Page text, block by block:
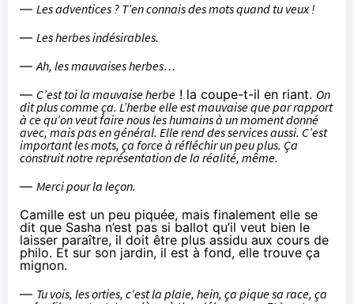
— Les adventices ? T’en connais des mots quand tu veux !
— Les herbes indésirables.
—Ah, les mauvaises herbes…
— C’est toi la mauvaise herbe ! la coupe-t-il en riant. On
dit plus comme ça. L’herbe elle est mauvaise que par rapport
à ce qu’on veut faire nous les humains à un moment donné
avec, mais pas en général. Elle rend des services aussi. C’est
important les mots, ça force à réfléchir un peu plus. Ça
construit notre représentation de la réalité, même.
— Merci pour la leçon.
Camille est un peu piquée, mais finalement elle se
dit que Sasha n’est pas si ballot qu’il veut bien le
laisser paraître, il doit être plus assidu aux cours de
philo. Et sur son jardin, il est à fond, elle trouve ça
mignon.
— Tu vois, les orties, c’est la plaie, hein, ça pique sa race, ça